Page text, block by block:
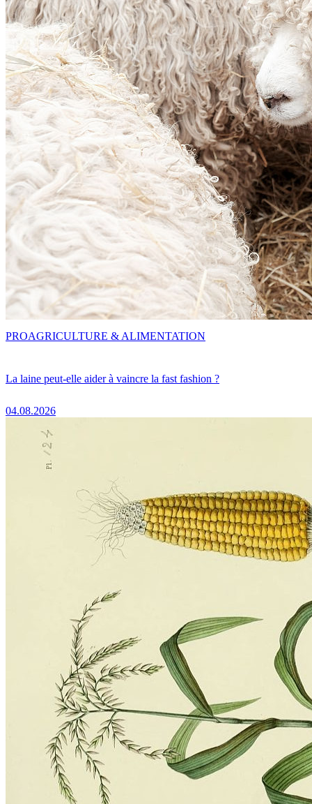
La laine peut-elle aider à vaincre la fast fashion ?
04.08.2026
PROAGRICULTURE & ALIMENTATION